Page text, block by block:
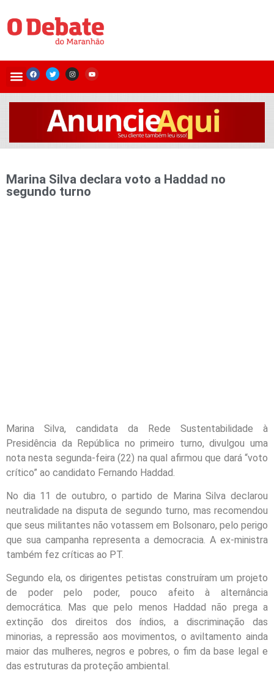
Marina Silva declara voto a Haddad no
segundo turno
Marina Silva, candidata da Rede Sustentabilidade à
Presidência da República no primeiro turno, divulgou uma
nota nesta segunda-feira (22) na qual afirmou que dará “voto
crítico” ao candidato Fernando Haddad.
No dia 11 de outubro, o partido de Marina Silva declarou
neutralidade na disputa de segundo turno, mas recomendou
que seus militantes não votassem em Bolsonaro, pelo perigo
que sua campanha representa a democracia. A ex-ministra
também fez críticas ao PT.
Segundo ela, os dirigentes petistas construíram um projeto
de poder pelo poder, pouco afeito à alternância
democrática. Mas que pelo menos Haddad não prega a
extinção dos direitos dos índios, a discriminação das
minorias, a repressão aos movimentos, o aviltamento ainda
maior das mulheres, negros e pobres, o fim da base legal e
das estruturas da proteção ambiental.